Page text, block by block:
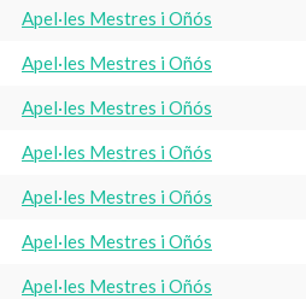
Apel·les Mestres i Oñós
Apel·les Mestres i Oñós
Apel·les Mestres i Oñós
Apel·les Mestres i Oñós
Apel·les Mestres i Oñós
Apel·les Mestres i Oñós
Apel·les Mestres i Oñós